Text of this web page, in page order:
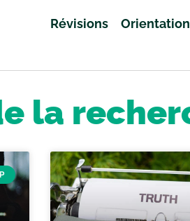
Révisions Orientation
la